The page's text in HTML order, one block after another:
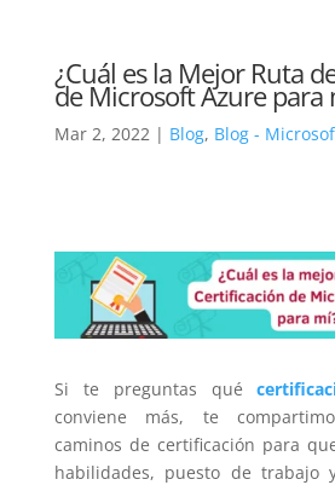
¿Cuál es la Mejor Ruta
de Microsoft Azure para
Mar 2, 2022| Blog, Blog -
Si te preguntas qué
conviene más, te
caminos de certificación para
habilidades, puesto de trabajo